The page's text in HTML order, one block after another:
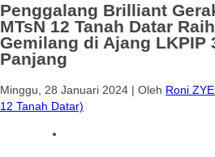
Penggalang Brilliant
MTsN 12 Tanah Datar
Gemilang di Ajang LKPIP
Panjang
Minggu, 28 Januari 2024 | Oleh Roni
12 Tanah Datar)